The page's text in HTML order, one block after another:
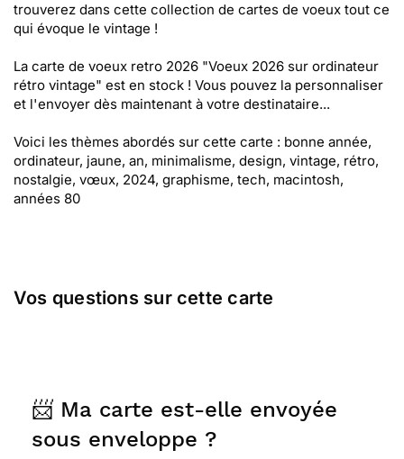
trouverez dans cette collection de cartes de voeux tout ce
qui évoque le vintage !
La carte de voeux retro 2026 "Voeux 2026 sur ordinateur
rétro vintage" est en stock ! Vous pouvez la personnaliser
et l'envoyer dès maintenant à votre destinataire...
Voici les thèmes abordés sur cette carte : bonne année,
ordinateur, jaune, an, minimalisme, design, vintage, rétro,
nostalgie, vœux, 2024, graphisme, tech, macintosh,
années 80
Vos questions sur cette carte
📨 Ma carte est-elle envoyée
sous enveloppe ?